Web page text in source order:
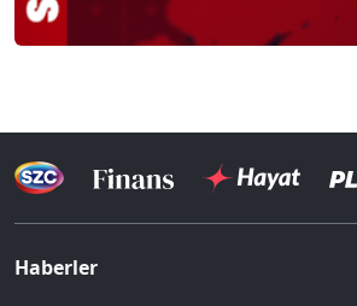
Haberler